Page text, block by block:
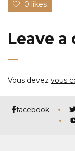
0 likes
Leave
Vous devez vous
facebook